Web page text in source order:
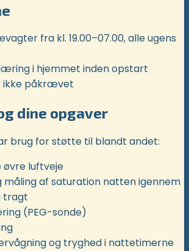
fra kl. 19.00–07.00, alle ugens
i hjemmet inden opstart
ikke påkrævet
dine opgaver
brug for støtte til blandt andet:
øvre luftveje
måling af saturation natten igennem
tragt
(PEG-sonde)
og tryghed i nattetimerne